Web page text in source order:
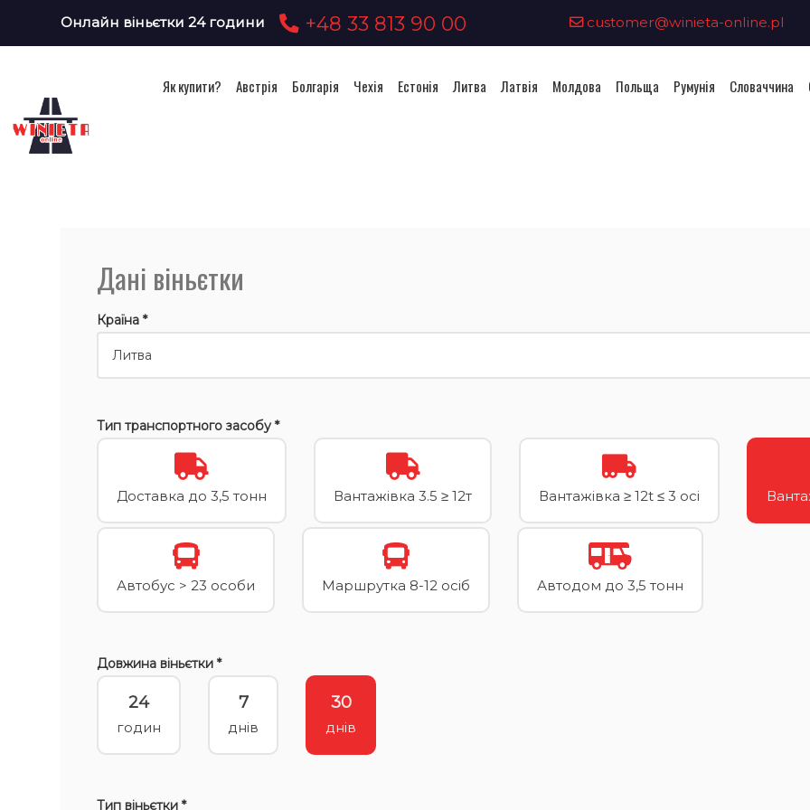
Онлайн віньєтки 24 години +48 33 813 90 00 customer@winieta-online.pl
Як купити? Австрія Болгарія Чехія Естонія Литва Латвія Молдова Польща Румунія Словаччина
Дані віньєтки
Країна *
Тип транспортного засобу *
Доставка до 3,5 тонн Вантажівка 3.5 ≥ 12т Вантажівка ≥ 12t ≤ 3 осі
Автобус > 23 особи Маршрутка 8-12 осіб Автодом до 3,5 тонн
Довжина віньєтки *
24
годин
7
днів
30
днів
Тип віньєтки *